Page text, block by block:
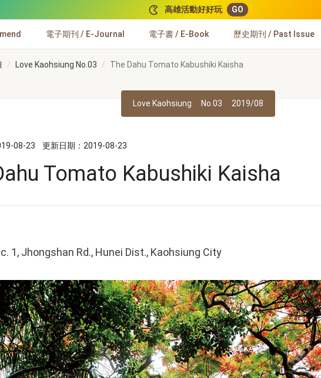
高雄活動好好玩 GO
電子期刊 / E-Journal 電子書 / E-Book 歷史期刊 / Past Issue
Love Kaohsiung No.03 The Dahu Tomato Kabushiki Kaisha
Love Kaohsiung No.03 2019/08
08-23 更新日期：2019-08-23
Tomato Kabushiki Kaisha
1, Jhongshan Rd., Hunei Dist., Kaohsiung City